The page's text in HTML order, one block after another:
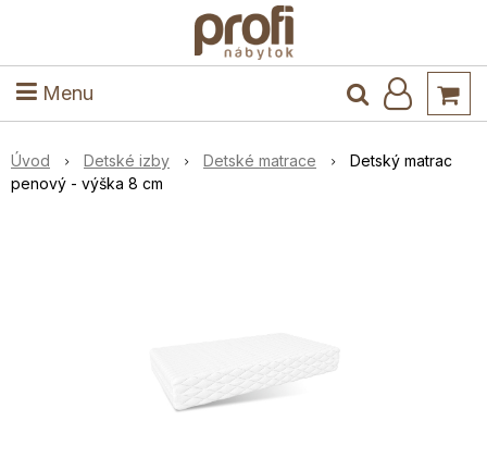
Menu
Kuchyňa a jedáleň
Úvod Detské izby Detské matrace
Detský matrac
penový - výška 8 cm